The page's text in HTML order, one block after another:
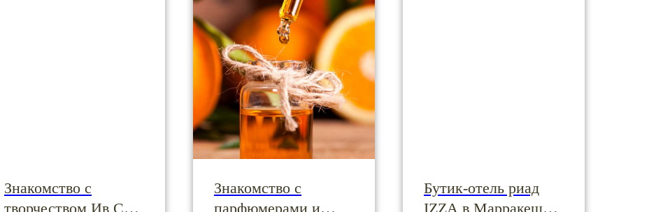
Знакомство с
творчеством Ив Сен
Знакомство с
парфюмерами и
Бутик-отель риад
IZZA в Марракеше